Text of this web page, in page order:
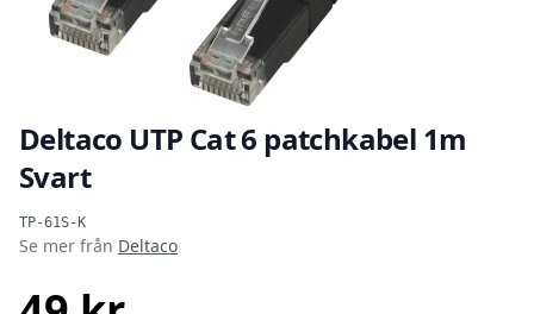
Deltaco UTP Cat 6 patchkabel 1m
Svart
TP-61S-K
Produktinformation
Se mer från Deltaco